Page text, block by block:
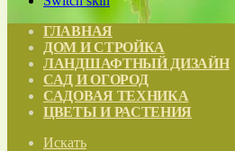
ГЛАВНАЯ
ДОМ И СТРОЙКА
ЛАНДШАФТНЫЙ ДИЗАЙН
САД И ОГОРОД
САДОВАЯ ТЕХНИКА
ЦВЕТЫ И РАСТЕНИЯ
Искать